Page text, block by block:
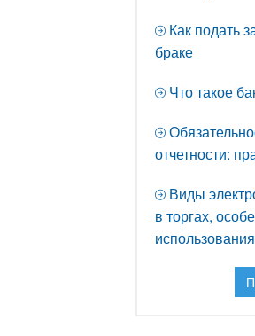
Как подать
браке
Что такое
отчетности:
Виды
в торгах,
использования